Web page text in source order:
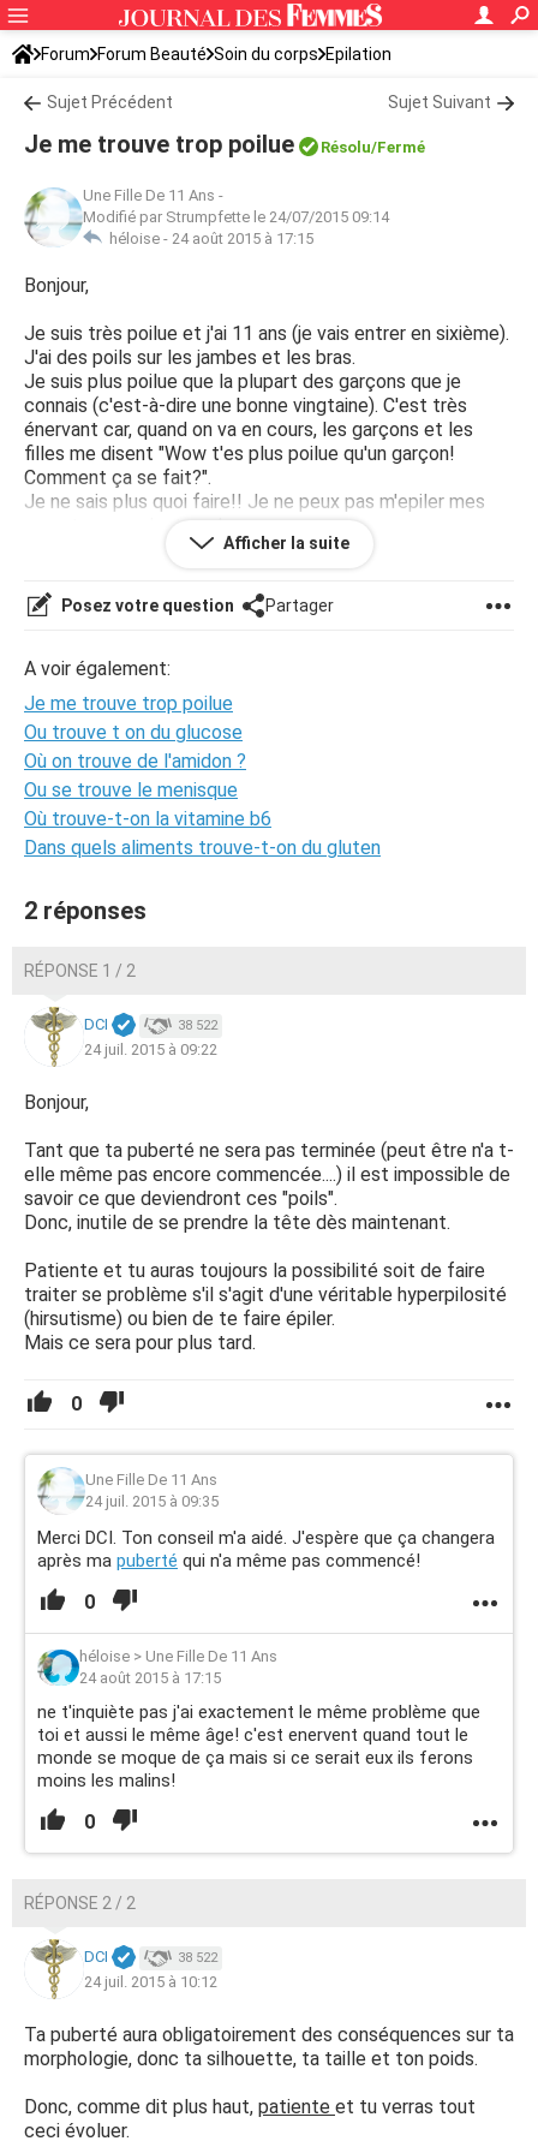
Forum Forum Beauté Soin du corps Epilation
Sujet Précédent Sujet Suivant
Je me trouve trop poilue Résolu/Fermé
Une Fille De 11 Ans -
Modifié par Strumpfette le 24/07/2015 09:14
héloise - 24 août 2015 à 17:15
Bonjour,
Je suis très poilue et j'ai 11 ans (je vais entrer en sixième).
J'ai des poils sur les jambes et les bras.
Je suis plus poilue que la plupart des garçons que je
connais (c'est-à-dire une bonne vingtaine). C'est très
énervant car, quand on va en cours, les garçons et les
filles me disent "Wow t'es plus poilue qu'un garçon!
Comment ça se fait?".
Je ne sais plus quoi faire!! Je ne peux pas m'epiler mes
parents ne veulent pas!
Afficher la suite
Posez votre question Partager
A voir également:
Je me trouve trop poilue
Ou trouve t on du glucose
Où on trouve de l'amidon ?
Ou se trouve le menisque
Où trouve-t-on la vitamine b6
Dans quels aliments trouve-t-on du gluten
2 réponses
RÉPONSE 1 / 2
DCI 38 522
24 juil. 2015 à 09:22
Bonjour,
Tant que ta puberté ne sera pas terminée (peut être n'a t-
elle même pas encore commencée....) il est impossible de
savoir ce que deviendront ces "poils".
Donc, inutile de se prendre la tête dès maintenant.
Patiente et tu auras toujours la possibilité soit de faire
traiter se problème s'il s'agit d'une véritable hyperpilosité
(hirsutisme) ou bien de te faire épiler.
Mais ce sera pour plus tard.
0
Une Fille De 11 Ans
24 juil. 2015 à 09:35
Merci DCI. Ton conseil m'a aidé. J'espère que ça changera
après ma puberté qui n'a même pas commencé!
0
héloise > Une Fille De 11 Ans
24 août 2015 à 17:15
ne t'inquiète pas j'ai exactement le même problème que
toi et aussi le même âge! c'est enervent quand tout le
monde se moque de ça mais si ce serait eux ils ferons
moins les malins!
0
RÉPONSE 2 / 2
DCI 38 522
24 juil. 2015 à 10:12
Ta puberté aura obligatoirement des conséquences sur ta
morphologie, donc ta silhouette, ta taille et ton poids.
Donc, comme dit plus haut, patiente et tu verras tout
ceci évoluer.